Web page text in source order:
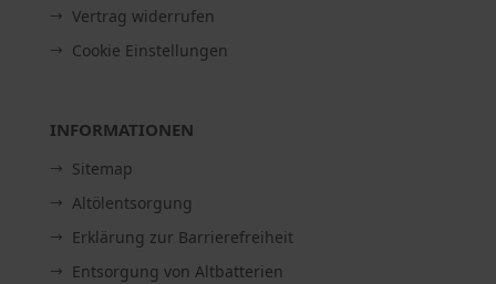
Vertrag widerrufen
Cookie Einstellungen
INFORMATIONEN
Sitemap
Altölentsorgung
Erklärung zur Barrierefreiheit
Entsorgung von Altbatterien